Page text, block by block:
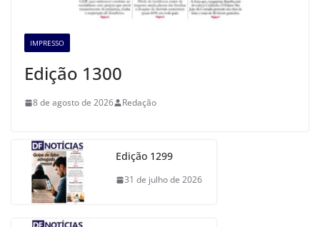
IMPRESSO
Edição 1300
8 de agosto de 2026 Redação
Edição 1299
31 de julho de 2026